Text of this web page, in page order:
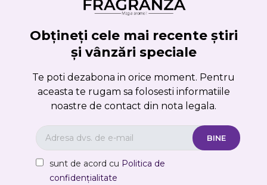
Obțineți cele mai recente știri
și vânzări speciale
Te poti dezabona in orice moment. Pentru
aceasta te rugam sa folosesti informatiile
noastre de contact din nota legala.
sunt de acord cu Politica de
confidențialitate